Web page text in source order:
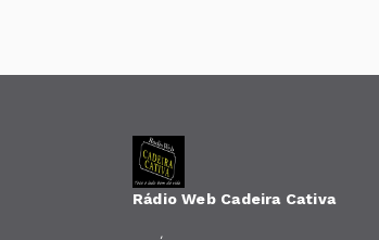
Rádio Web Cadeira Cativa